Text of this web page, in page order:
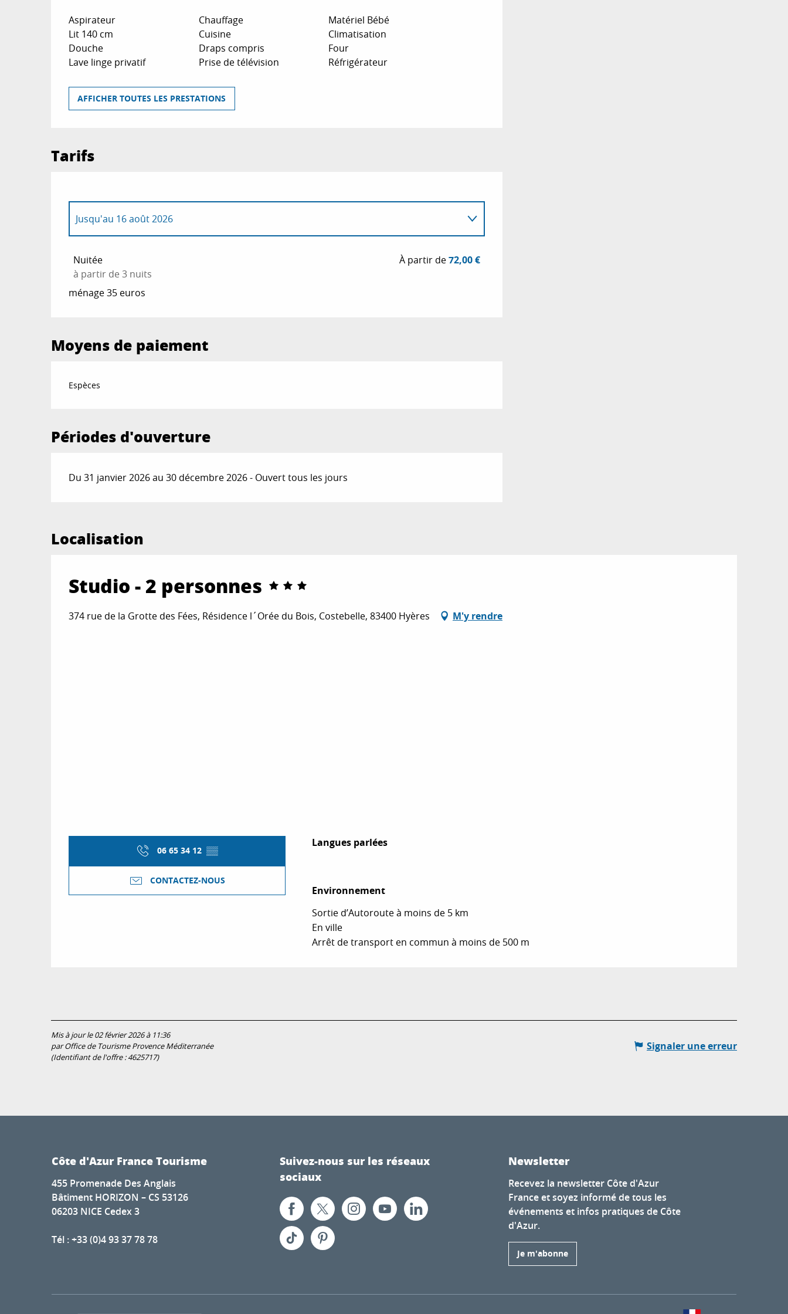
Aspirateur Chauffage
Matériel Bébé
Lit 140 cm
Cuisine
Climatisation
Douche
Draps compris
Four
Lave linge privatif
Prise de télévision Réfrigérateur
AFFICHER TOUTES LES PRESTATIONS
Tarifs
31 mars 2026
Du 1 mai 2026
Jusqu'au 16 août 2026
Du30 septembre 2026au31 octobre 2026
Du1 novembre 2026
Nuitée
à partir de 3 nuits
À partir de72,00 €
ménage 35 euros
Moyens de paiement
Espèces
Périodes d'ouverture
Du 31 janvier 2026 au 30 décembre 2026 - Ouvert tous les jours
Localisation
Studio - 2 personnes
374 rue de la Grotte des Fées, Résidence l´Orée du Bois, Costebelle, 83400 Hyères M'y rendre
06 65 34 12 ▒▒
CONTACTEZ-NOUS
Langues parlées
Langues parlées
Environnement
Environnement
Sortie d’Autoroute à moins de 5 km
En ville
Arrêt de transport en commun à moins de 500 m
Mis à jour le 02 février 2026 à 11:36
par Office de Tourisme Provence Méditerranée
(Identifiant de l'offre :4625717)
Signaler une erreur
Côte d'Azur France Tourisme
455 Promenade Des Anglais
Bâtiment HORIZON – CS 53126
06203 NICE Cedex 3
Tél : +33 (0)4 93 37 78 78
Suivez-nous sur les réseaux
sociaux
Newsletter
Recevez la newsletter Côte d'Azur
France et soyez informé de tous les
événements et infos pratiques de Côte
d'Azur.
Je m'abonne